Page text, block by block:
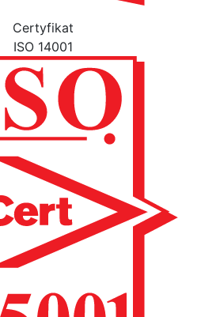
Certyfikat
ISO 14001